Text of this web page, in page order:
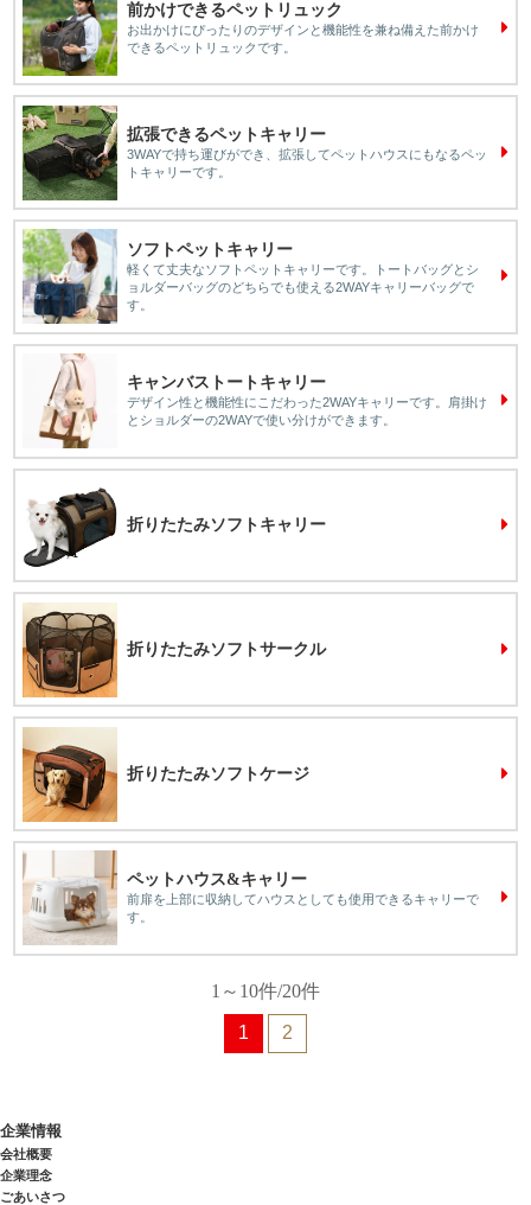
前かけできるペットリュック
お出かけにぴったりのデザインと機能性を兼ね備えた前かけ
できるペットリュックです。
拡張できるペットキャリー
3WAYで持ち運びができ、拡張してペットハウスにもなるペッ
トキャリーです。
ソフトペットキャリー
軽くて丈夫なソフトペットキャリーです。トートバッグとシ
ョルダーバッグのどちらでも使える2WAYキャリーバッグで
す。
キャンバストートキャリー
デザイン性と機能性にこだわった2WAYキャリーです。肩掛け
とショルダーの2WAYで使い分けができます。
折りたたみソフトキャリー
折りたたみソフトサークル
折りたたみソフトケージ
ペットハウス&キャリー
前扉を上部に収納してハウスとしても使用できるキャリーで
す。
1～10件/20件
1 2
企業情報
会社概要
企業理念
ごあいさつ